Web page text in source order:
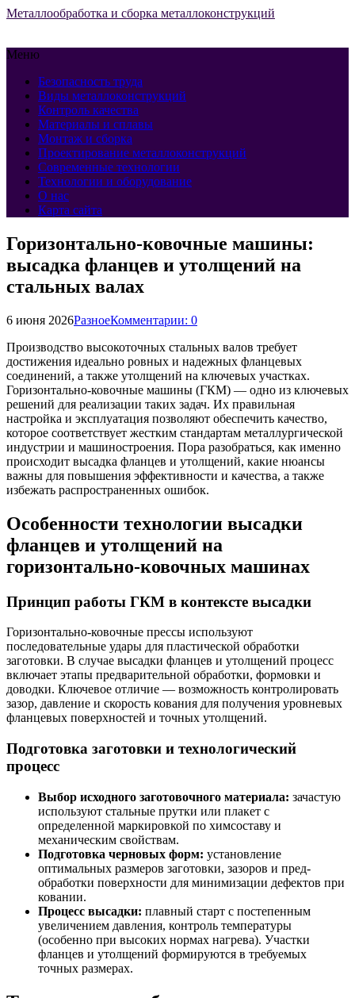
Металлообработка и сборка металлоконструкций
Меню
Безопасность труда
Виды металлоконструкций
Контроль качества
Материалы и сплавы
Монтаж и сборка
Проектирование металлоконструкций
Современные технологии
Технологии и оборудование
О нас
Карта сайта
Горизонтально-ковочные машины:
высадка фланцев и утолщений на
стальных валах
6 июня 2026РазноеКомментарии: 0
Производство высокоточных стальных валов требует
достижения идеально ровных и надежных фланцевых
соединений, а также утолщений на ключевых участках.
Горизонтально-ковочные машины (ГКМ) — одно из ключевых
решений для реализации таких задач. Их правильная
настройка и эксплуатация позволяют обеспечить качество,
которое соответствует жестким стандартам металлургической
индустрии и машиностроения. Пора разобраться, как именно
происходит высадка фланцев и утолщений, какие нюансы
важны для повышения эффективности и качества, а также
избежать распространенных ошибок.
Особенности технологии высадки
фланцев и утолщений на
горизонтально-ковочных машинах
Принцип работы ГКМ в контексте высадки
Горизонтально-ковочные прессы используют
последовательные удары для пластической обработки
заготовки. В случае высадки фланцев и утолщений процесс
включает этапы предварительной обработки, формовки и
доводки. Ключевое отличие — возможность контролировать
зазор, давление и скорость кования для получения уровневых
фланцевых поверхностей и точных утолщений.
Подготовка заготовки и технологический
процесс
Выбор исходного заготовочного материала: зачастую
используют стальные прутки или плакет с
определенной маркировкой по химсоставу и
механическим свойствам.
Подготовка черновых форм: установление
оптимальных размеров заготовки, зазоров и пред-
обработки поверхности для минимизации дефектов при
ковании.
Процесс высадки: плавный старт с постепенным
увеличением давления, контроль температуры
(особенно при высоких нормах нагрева). Участки
фланцев и утолщений формируются в требуемых
точных размерах.